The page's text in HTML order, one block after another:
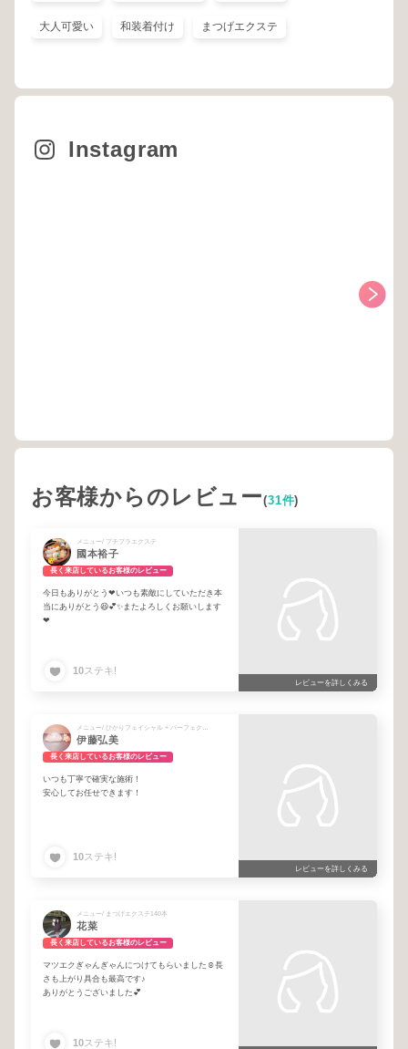
大人可愛い 和装着付け まつげエクステ
Instagram
お客様からのレビュー(31件)
メニュー/ プチプラエクステ
國本裕子
長く来店しているお客様のレビュー
今日もありがとう❤いつも素敵にしていただき本
当にありがとう😆💕✨またよろしくお願いします
❤
10ステキ!
レビューを詳しくみる
伊藤弘美
長く来店しているお客様のレビュー
いつも丁寧で確実な施術！
安心してお任せできます！
10ステキ!
レビューを詳しくみる
メニュー/ まつげエクステ140本
花菜
長く来店しているお客様のレビュー
マツエクぎゃんぎゃんにつけてもらいました☺️長
さも上がり具合も最高です♪
ありがとうございました💕
10ステキ!